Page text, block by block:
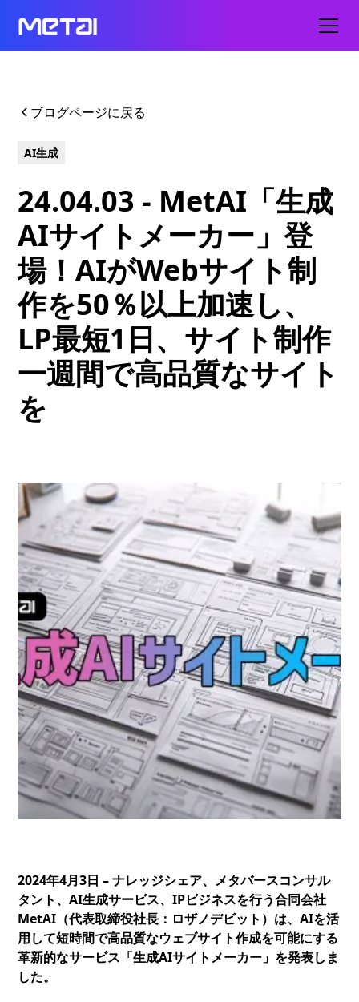
ブログページに戻る
AI生成
24.04.03 - MetAI「生成
AIサイトメーカー」登
場！AIがWebサイト制
作を50％以上加速し、
LP最短1日、サイト制作
一週間で高品質なサイト
を
2024年4月3日 – ナレッジシェア、メタバースコンサル
タント、AI生成サービス、IPビジネスを行う合同会社
MetAI（代表取締役社長：ロザノデビット）は、AIを活
用して短時間で高品質なウェブサイト作成を可能にする
革新的なサービス「生成AIサイトメーカー」を発表しま
した。